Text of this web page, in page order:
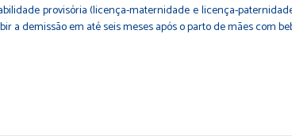
provisória (licença-maternidade e licença-
a demissão em até seis meses após o parto de mães com